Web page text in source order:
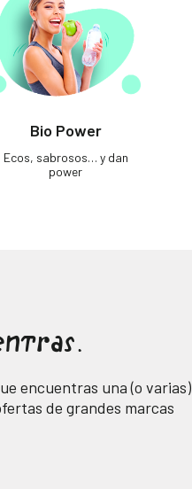
Bio Power
Ecos, sabrosos… y dan
power
encuentras una (o varias)
de grandes marcas